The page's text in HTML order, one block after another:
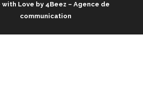
with Love by 4Beez – Agence de
communication